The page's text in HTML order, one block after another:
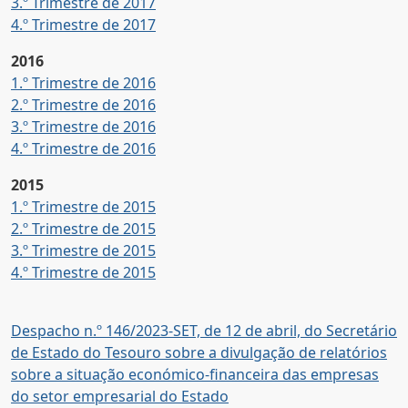
4.º Trimestre de 2017
2016
1.º Trimestre de 2016
2.º Trimestre de 2016
3.º Trimestre de 2016
4.º Trimestre de 2016
2015
1.º Trimestre de 2015
2.º Trimestre de 2015
3.º Trimestre de 2015
4.º Trimestre de 2015
Despacho n.º 146/2023-SET, de 12 de abril, do Secretário
de Estado do Tesouro sobre a divulgação de relatórios
sobre a situação económico-financeira das empresas
do setor empresarial do Estado